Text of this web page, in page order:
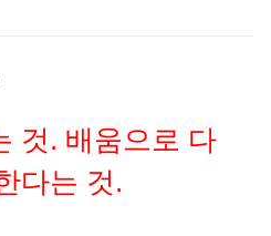
것. 배움으로 다
다는 것.